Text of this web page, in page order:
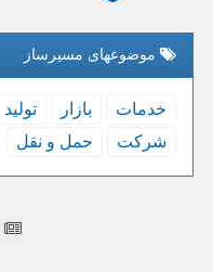
موضوعهای مسیرساز
خدمات بازار تولید
شركت
حمل و نقل